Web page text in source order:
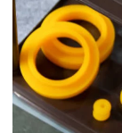
Fabricante de
Fabricantes de
Fabricantes de
Fabricantes de